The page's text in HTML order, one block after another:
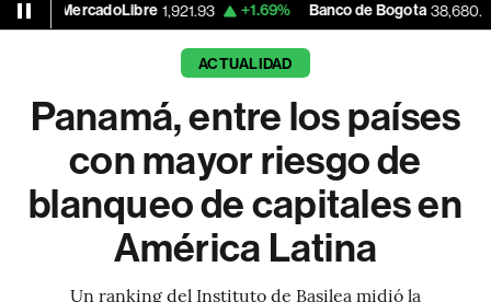
1,921.93 +1.69% Banco de Bogota 38,680.00 -0.31%
ACTUALIDAD
Panamá, entre los países
con mayor riesgo de
blanqueo de capitales en
América Latina
Un ranking del Instituto de Basilea midió la